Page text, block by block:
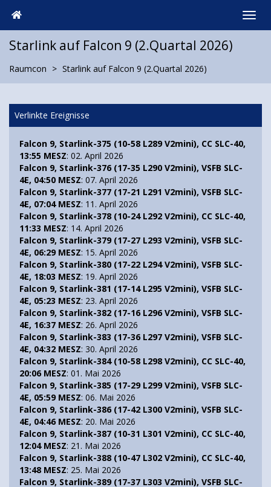
Starlink auf Falcon 9 (2.Quartal 2026)
Raumcon Starlink auf Falcon 9 (2.Quartal 2026)
Verlinkte Ereignisse
Falcon 9, Starlink-375 (10-58 L289 V2mini), CC SLC-40,
13:55 MESZ: 02. April 2026
Falcon 9, Starlink-376 (17-35 L290 V2mini), VSFB SLC-
4E, 04:50 MESZ: 07. April 2026
Falcon 9, Starlink-377 (17-21 L291 V2mini), VSFB SLC-
4E, 07:04 MESZ: 11. April 2026
Falcon 9, Starlink-378 (10-24 L292 V2mini), CC SLC-40,
11:33 MESZ: 14. April 2026
Falcon 9, Starlink-379 (17-27 L293 V2mini), VSFB SLC-
4E, 06:29 MESZ: 15. April 2026
Falcon 9, Starlink-380 (17-22 L294 V2mini), VSFB SLC-
4E, 18:03 MESZ: 19. April 2026
Falcon 9, Starlink-381 (17-14 L295 V2mini), VSFB SLC-
4E, 05:23 MESZ: 23. April 2026
Falcon 9, Starlink-382 (17-16 L296 V2mini), VSFB SLC-
4E, 16:37 MESZ: 26. April 2026
Falcon 9, Starlink-383 (17-36 L297 V2mini), VSFB SLC-
4E, 04:32 MESZ: 30. April 2026
Falcon 9, Starlink-384 (10-58 L298 V2mini), CC SLC-40,
20:06 MESZ: 01. Mai 2026
Falcon 9, Starlink-385 (17-29 L299 V2mini), VSFB SLC-
4E, 05:59 MESZ: 06. Mai 2026
Falcon 9, Starlink-386 (17-42 L300 V2mini), VSFB SLC-
4E, 04:46 MESZ: 20. Mai 2026
Falcon 9, Starlink-387 (10-31 L301 V2mini), CC SLC-40,
12:04 MESZ: 21. Mai 2026
Falcon 9, Starlink-388 (10-47 L302 V2mini), CC SLC-40,
13:48 MESZ: 25. Mai 2026
Falcon 9, Starlink-389 (17-37 L303 V2mini), VSFB SLC-